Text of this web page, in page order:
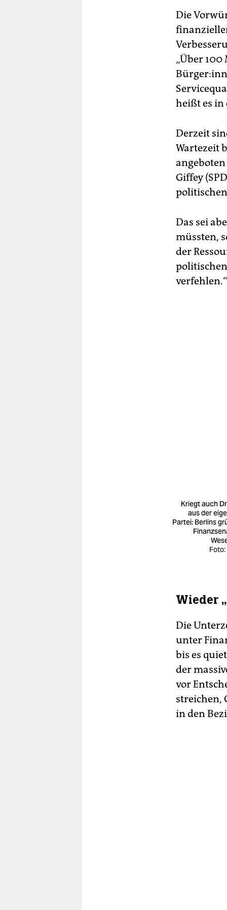
Die
„Über
heißt es in
Derzeit
Wartezeit
Giffey
Das sei
müssten,
der
verfehlen.“
Kriegt auch
aus der
Partei: Berlins
Wieder
Die
unter
bis es
der
vor
streichen,
in den